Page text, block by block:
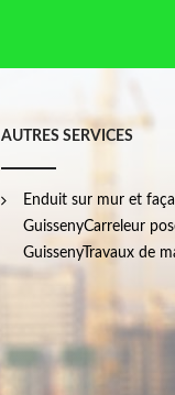
AUTRES SERVICES
Enduit sur mur et
GuissenyCarreleur
GuissenyTravaux de